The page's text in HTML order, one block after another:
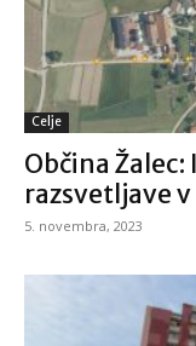
Celje
Občina
razsvetljave
5. novembra, 2023